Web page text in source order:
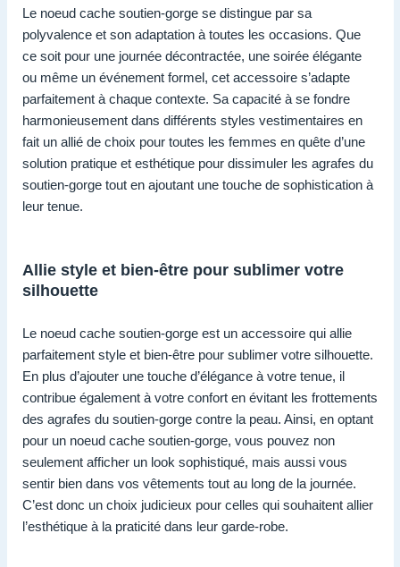
Le noeud cache soutien-gorge se distingue par sa
polyvalence et son adaptation à toutes les occasions. Que
ce soit pour une journée décontractée, une soirée élégante
ou même un événement formel, cet accessoire s’adapte
parfaitement à chaque contexte. Sa capacité à se fondre
harmonieusement dans différents styles vestimentaires en
fait un allié de choix pour toutes les femmes en quête d’une
solution pratique et esthétique pour dissimuler les agrafes du
soutien-gorge tout en ajoutant une touche de sophistication à
leur tenue.
Allie style et bien-être pour sublimer votre
silhouette
Le noeud cache soutien-gorge est un accessoire qui allie
parfaitement style et bien-être pour sublimer votre silhouette.
En plus d’ajouter une touche d’élégance à votre tenue, il
contribue également à votre confort en évitant les frottements
des agrafes du soutien-gorge contre la peau. Ainsi, en optant
pour un noeud cache soutien-gorge, vous pouvez non
seulement afficher un look sophistiqué, mais aussi vous
sentir bien dans vos vêtements tout au long de la journée.
C’est donc un choix judicieux pour celles qui souhaitent allier
l’esthétique à la praticité dans leur garde-robe.